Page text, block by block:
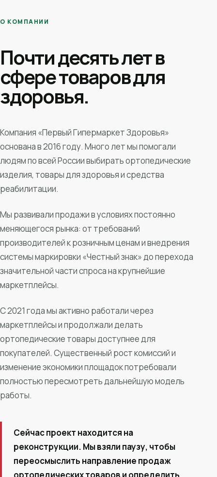
О КОМПАНИИ
Почти десять лет в
сфере товаров для
здоровья.
Компания «Первый Гипермаркет Здоровья»
основана в 2016 году. Много лет мы помогали
людям по всей России выбирать ортопедические
изделия, товары для здоровья и средства
реабилитации.
Мы развивали продажи в условиях постоянно
меняющегося рынка: от требований
производителей к розничным ценам и внедрения
системы маркировки «Честный знак» до перехода
значительной части спроса на крупнейшие
маркетплейсы.
С 2021 года мы активно работали через
маркетплейсы и продолжали делать
ортопедические товары доступнее для
покупателей. Существенный рост комиссий и
изменение экономики площадок потребовали
полностью пересмотреть дальнейшую модель
работы.
Сейчас проект находится на
реконструкции. Мы взяли паузу, чтобы
переосмыслить направление продаж